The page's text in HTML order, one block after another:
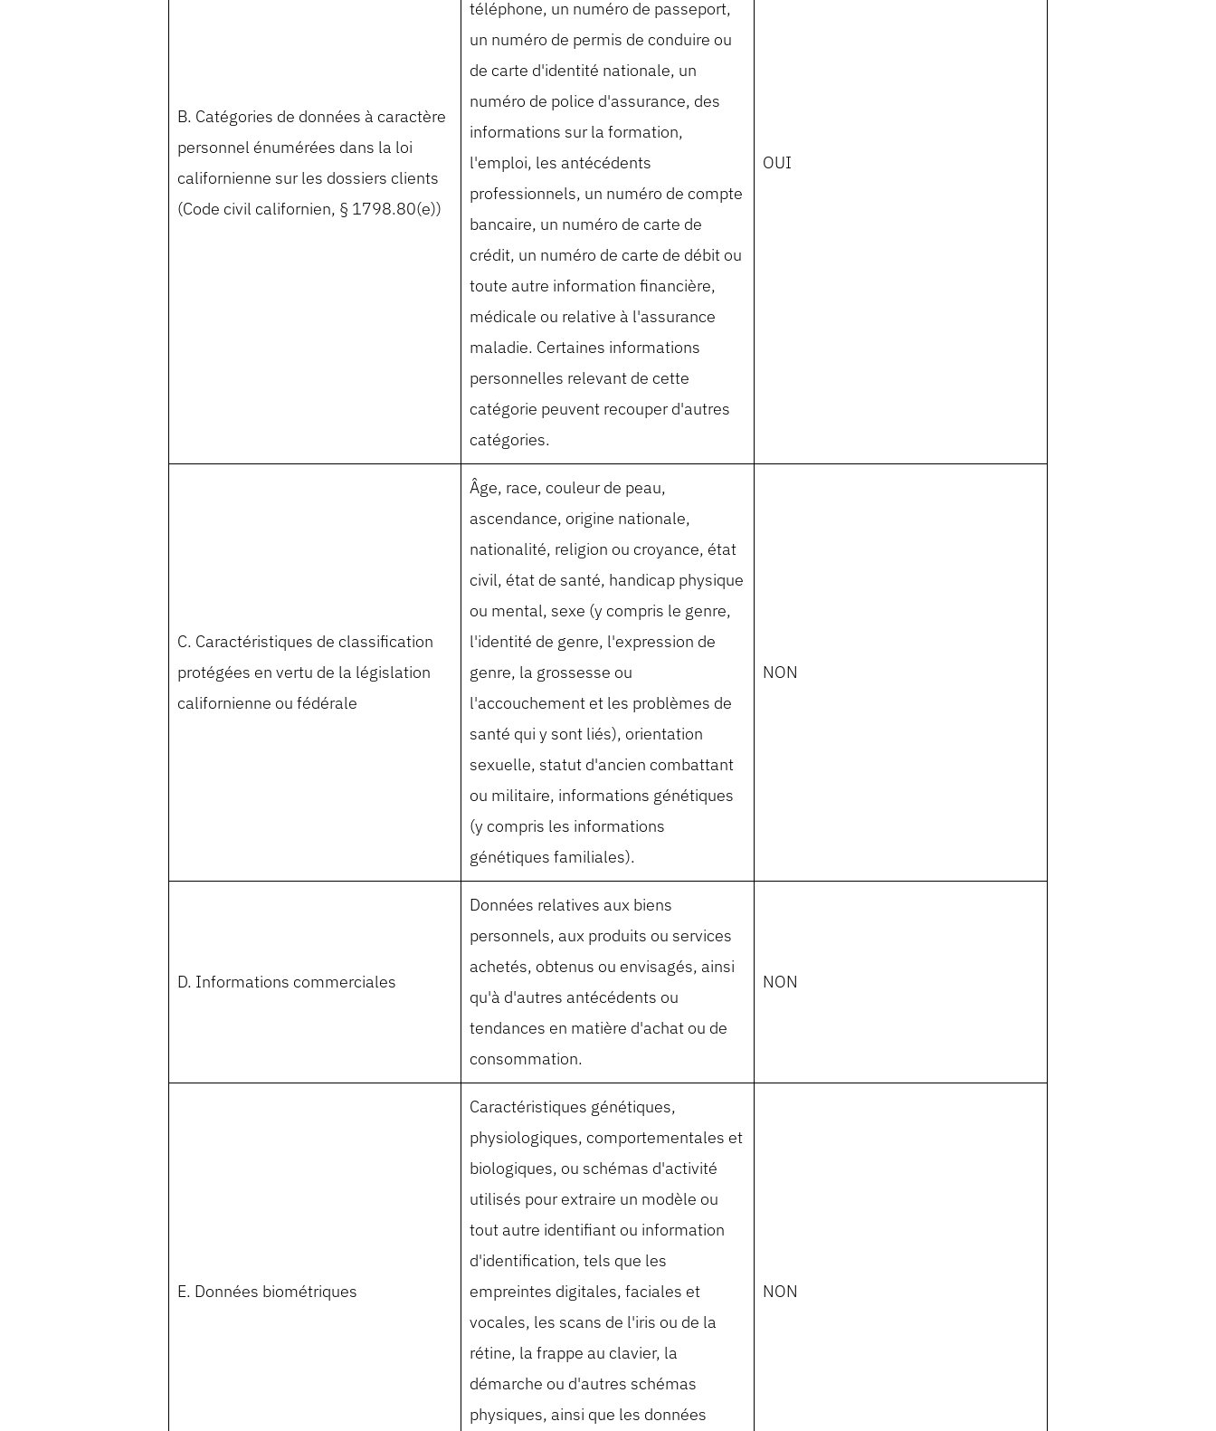
B. Catégories de données à caractère
personnel énumérées dans la loi
californienne sur les dossiers clients
(Code civil californien, § 1798.80(e))
téléphone, un numéro de passeport,
un numéro de permis de conduire ou
de carte d'identité nationale, un
numéro de police d'assurance, des
informations sur la formation,
l'emploi, les antécédents
professionnels, un numéro de compte
bancaire, un numéro de carte de
crédit, un numéro de carte de débit ou
toute autre information financière,
médicale ou relative à l'assurance
maladie. Certaines informations
personnelles relevant de cette
catégorie peuvent recouper d'autres
catégories.
OUI
C. Caractéristiques de classification
protégées en vertu de la législation
californienne ou fédérale
Âge, race, couleur de peau,
ascendance, origine nationale,
nationalité, religion ou croyance, état
civil, état de santé, handicap physique
ou mental, sexe (y compris le genre,
l'identité de genre, l'expression de
genre, la grossesse ou
l'accouchement et les problèmes de
santé qui y sont liés), orientation
sexuelle, statut d'ancien combattant
ou militaire, informations génétiques
(y compris les informations
génétiques familiales).
NON
D. Informations commerciales
Données relatives aux biens
personnels, aux produits ou services
achetés, obtenus ou envisagés, ainsi
qu'à d'autres antécédents ou
tendances en matière d'achat ou de
consommation.
NON
E. Données biométriques
Caractéristiques génétiques,
physiologiques, comportementales et
biologiques, ou schémas d'activité
utilisés pour extraire un modèle ou
tout autre identifiant ou information
d'identification, tels que les
empreintes digitales, faciales et
vocales, les scans de l'iris ou de la
rétine, la frappe au clavier, la
démarche ou d'autres schémas
physiques, ainsi que les données
NON